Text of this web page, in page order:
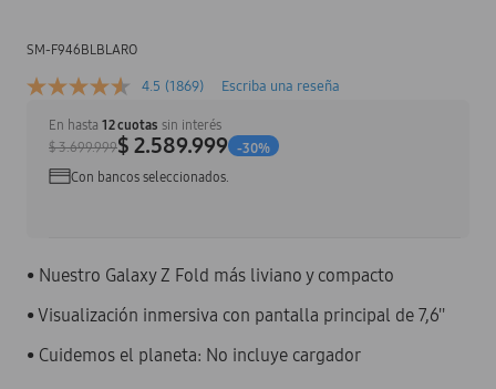
SM-F946BLBLARO
4.5 (1869) Escriba una reseña
En hasta 12cuotas sin interés
$ 3.699.999$ 2.589.999 -30%
Con bancos seleccionados.
• Nuestro Galaxy Z Fold más liviano y compacto
•Visualización inmersiva con pantalla principal de 7,6''
• Cuidemos el planeta: No incluye cargador